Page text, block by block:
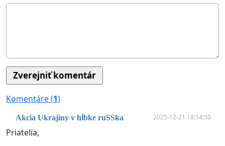
Komentáre (1)
Akcia Ukrajiny v hĺbke ruSSka 2025-12-21 18:14:50
Priatelia,